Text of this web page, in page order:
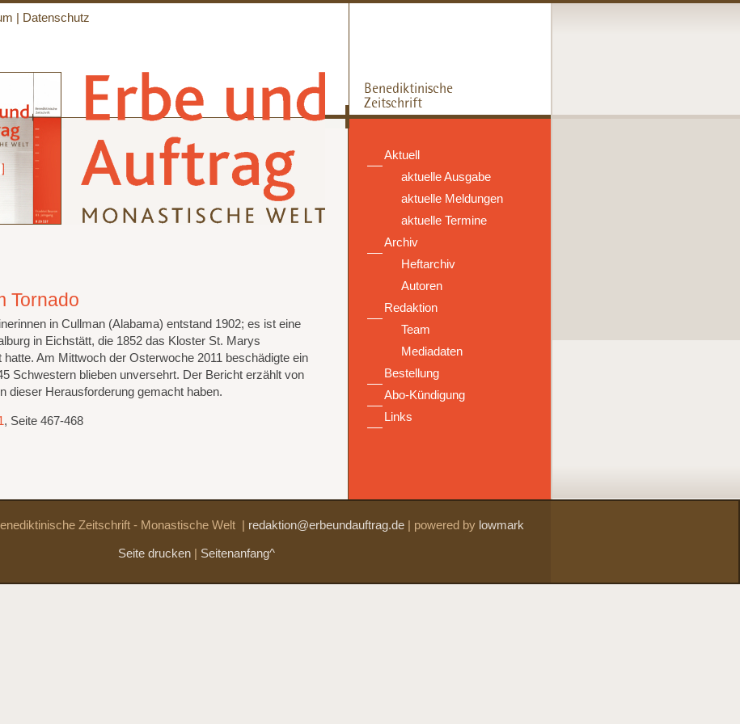
Datenschutz
Aktuell
aktuelle Ausgabe
aktuelle Meldungen
aktuelle Termine
Archiv
Heftarchiv
Autoren
Redaktion
Team
Mediadaten
Bestellung
Abo-Kündigung
Links
Tornado
in Cullman (Alabama) entstand 1902; es ist eine
in Eichstätt, die 1852 das Kloster St. Marys
hatte. Am Mittwoch der Osterwoche 2011 beschädigte ein
Schwestern blieben unversehrt. Der Bericht erzählt von
dieser Herausforderung gemacht haben.
, Seite 467-468
Zeitschrift - Monastische Welt redaktion@erbeundauftrag.de| powered by lowmark
Seite drucken Seitenanfang^